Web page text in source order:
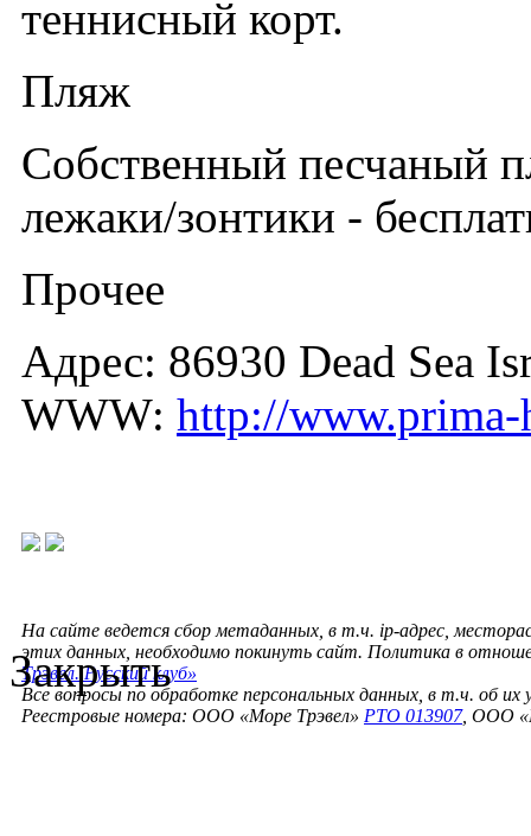
теннисный корт.
Пляж
Собственный песчаный
лежаки/зонтики -
Прочее
Адрес: 86930 Dead Sea
WWW: http://www.prima-
На сайте ведется сбор метаданных, в т.ч. ip-адрес,
этих данных, необходимо покинуть сайт. Политика в
Трэвел. Русский клуб»
Все вопросы по обработке персональных данных, в т.ч. об их
Реестровые номера: ООО «Море Трэвел» РТО 013907, ООО
Закрыть